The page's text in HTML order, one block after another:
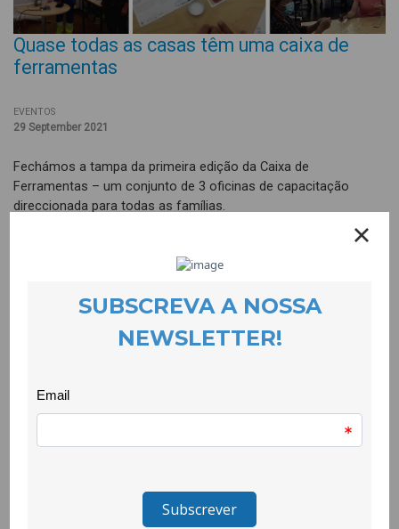
Quase todas as casas têm uma caixa de
ferramentas
EVENTOS
29 September 2021
Fechámos a tampa da primeira edição da Caixa de
Ferramentas – um conjunto de 3 oficinas de capacitação
direccionada para todas as famílias.
No dia 27 de Julho realizou-se a Oficina Eco Family, dinamizada
por Márcia Luz da Aldeia Sabão, de construção de alternativas
uma acção mais ecológica, através de laboratórios de
desodorizante com produtos naturais.
dinamizada por Hugo Neves da Eletric Center, com o objectivo
vida aos aparelhos eléctricos e electrónicos. Nesta oficina
Este ciclo de 3 sessões, terminou no dia 10 de Agosto, com